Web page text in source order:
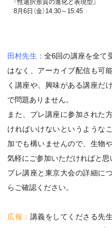
「性選択形質の進化と表現型」
8月6日（金）14:30～15:45
田村先生： 全6回の講座を全て
はなく、アーカイブ配信も可
く講座や、興味がある講座だ
で問題ありません。
また、プレ講座に参加された
ければいけないというような
加でも構いませんので、生物
気軽にご参加いただければと思
プレ講座と東京大会の詳細に
らご確認ください。
広報： 講義をしてくださる先